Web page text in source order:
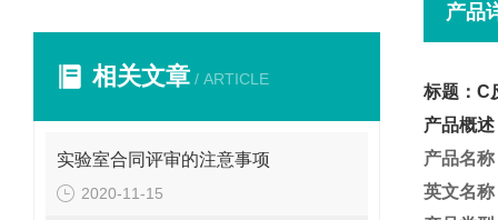
相关文章 / ARTICLE
实验室合同评审的注意事项
2020-11-15
产品
标题：C
产品概述
产品名称
英文名称